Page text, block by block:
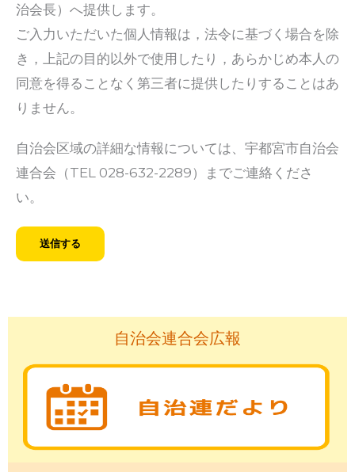
治会長）へ提供します。
ご入力いただいた個人情報は，法令に基づく場合を除
き，上記の目的以外で使用したり，あらかじめ本人の
同意を得ることなく第三者に提供したりすることはあ
りません。
自治会区域の詳細な情報については、宇都宮市自治会
連合会（TEL 028-632-2289）までご連絡くださ
い。
自治会連合会広報